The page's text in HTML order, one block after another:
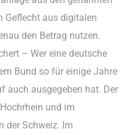
Geflecht aus digitalen
den Betrag nutzen.
– Wer eine deutsche
Bund so für einige Jahre
auch ausgegeben hat. Der
und im
der Schweiz. Im